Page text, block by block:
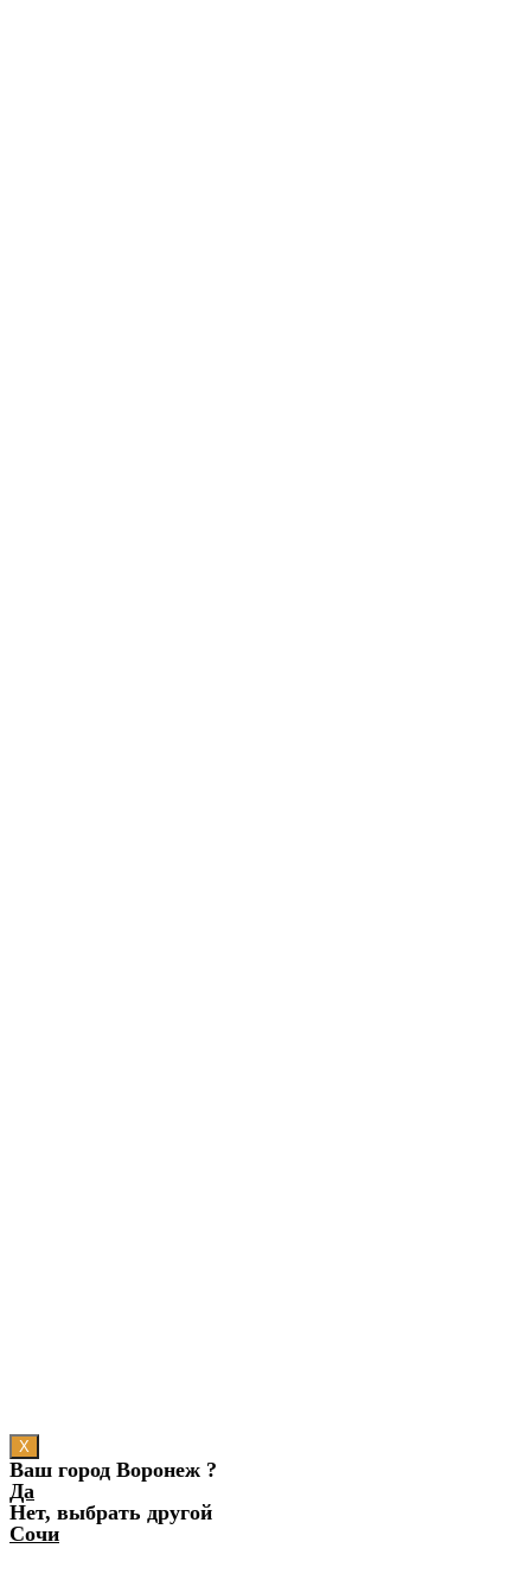
X
Ваш город Воронеж ?
Да
Нет, выбрать другой
Сочи